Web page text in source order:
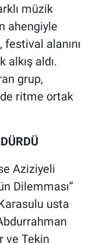
müzik
ahengiyle
alanını
aldı.
grup,
ritme ortak
Aziziyeli
Dilemması”
usta
ve Tekin